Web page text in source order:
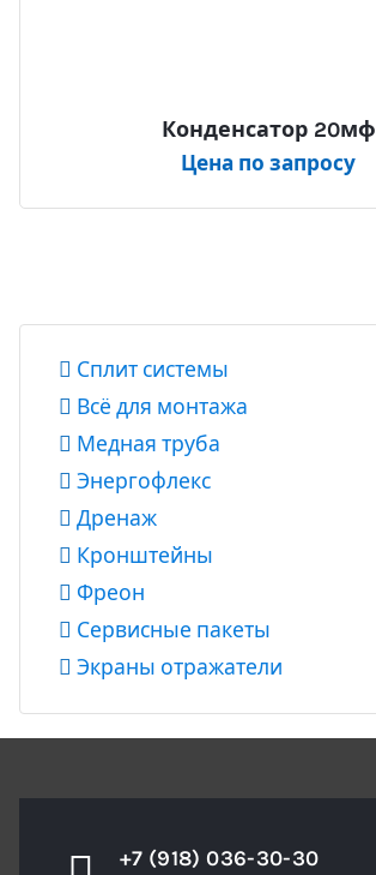
Конденсатор 20мф
Цена по запросу
Сплит системы
Всё для монтажа
Медная труба
Энергофлекс
Дренаж
Кронштейны
Фреон
Сервисные пакеты
Экраны отражатели
+7 (918) 036-30-30